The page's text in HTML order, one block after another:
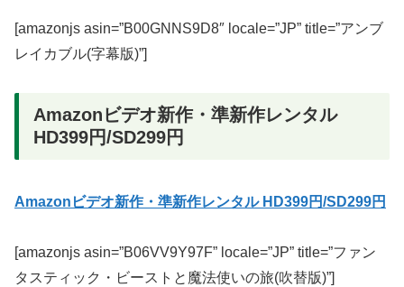
[amazonjs asin=”B00GNNS9D8″ locale=”JP” title=”アンブ
レイカブル(字幕版)”]
Amazonビデオ新作・準新作レンタル
HD399円/SD299円
Amazonビデオ新作・準新作レンタル HD399円/SD299円
[amazonjs asin=”B06VV9Y97F” locale=”JP” title=”ファン
タスティック・ビーストと魔法使いの旅(吹替版)”]